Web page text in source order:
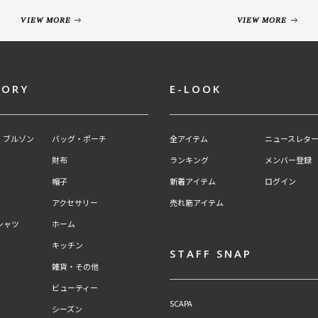
VIEW MORE VIEW MORE
ブルゾン
ャツ
バッグ・ポーチ
財布
帽子
アクセサリー
ホーム
キッチン
雑貨・その他
ビューティー
シーズン
E-LOOK
全アイテム
ランキング
新着アイテム
売れ筋アイテム
ニュースレタ
メンバー登録
ログイン
STAFF SNAP
SCAPA